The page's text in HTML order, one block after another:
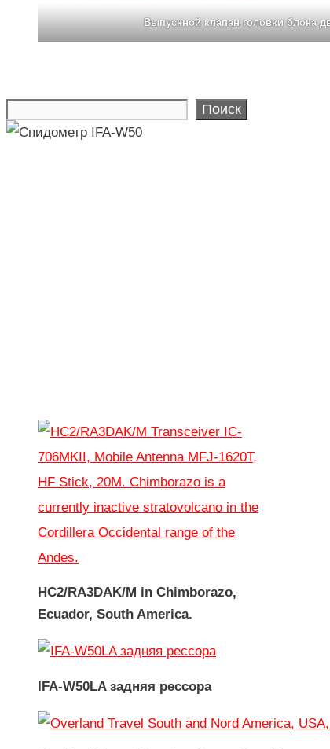
Выпускной клапан головки блока
Поиск
HC2/RA3DAK/M in Chimborazo,
Ecuador, South America.
IFA-W50LA задняя рессора